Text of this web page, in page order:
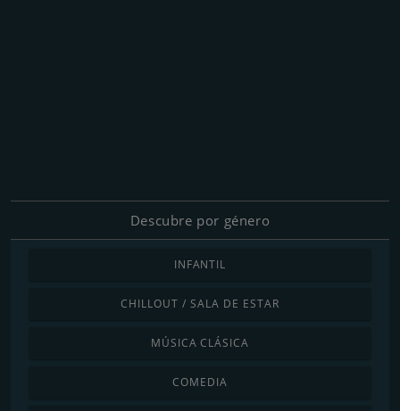
Descubre por género
INFANTIL
CHILLOUT / SALA DE ESTAR
MÚSICA CLÁSICA
COMEDIA